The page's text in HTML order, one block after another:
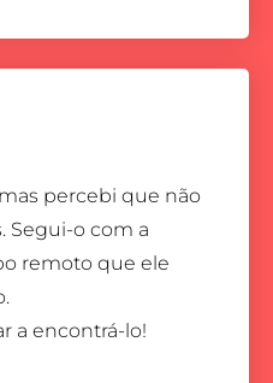
percebi que não
Segui-o com a
remoto que ele
a encontrá-lo!